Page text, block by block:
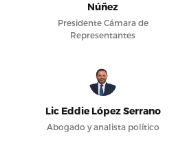
Núñez
Presidente Cámara de
Representantes
Lic Eddie López Serrano
Abogado y analista político